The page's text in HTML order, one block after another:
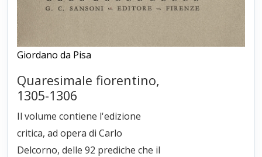
Giordano da Pisa
Quaresimale fiorentino,
1305-1306
Il volume contiene l'edizione
critica, ad opera di Carlo
Delcorno, delle 92 prediche che il